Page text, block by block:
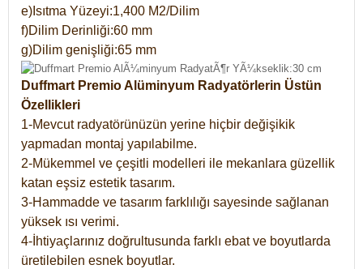
e)Isıtma Yüzeyi:1,400 M2/Dilim
f)Dilim Derinliği:60 mm
g)Dilim genişliği:65 mm
Duffmart Premio Alüminyum Radyatörlerin Üstün
Özellikleri
1-Mevcut radyatörünüzün yerine hiçbir değişikik
yapmadan montaj yapılabilme.
2-Mükemmel ve çeşitli modelleri ile mekanlara güzellik
katan eşsiz estetik tasarım.
3-Hammadde ve tasarım farklılığı sayesinde sağlanan
yüksek ısı verimi.
4-İhtiyaçlarınız doğrultusunda farklı ebat ve boyutlarda
üretilebilen esnek boyutlar.